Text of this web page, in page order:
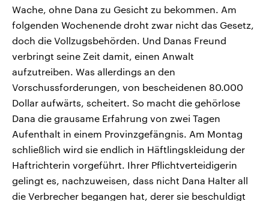
Wache, ohne Dana zu Gesicht zu bekommen. Am
folgenden Wochenende droht zwar nicht das Gesetz,
doch die Vollzugsbehörden. Und Danas Freund
verbringt seine Zeit damit, einen Anwalt
aufzutreiben. Was allerdings an den
Vorschussforderungen, von bescheidenen 80.000
Dollar aufwärts, scheitert. So macht die gehörlose
Dana die grausame Erfahrung von zwei Tagen
Aufenthalt in einem Provinzgefängnis. Am Montag
schließlich wird sie endlich in Häftlingskleidung der
Haftrichterin vorgeführt. Ihrer Pflichtverteidigerin
gelingt es, nachzuweisen, dass nicht Dana Halter all
die Verbrecher begangen hat, derer sie beschuldigt